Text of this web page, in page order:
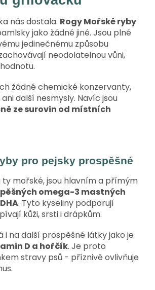
nás dostala. Rogy Mořské ryby
jako žádné jiné. Jsou plné
jedinečnému způsobu
neodolatelnou vůni,
žádné chemické konzervanty,
další nesmysly. Navíc jsou
ze surovin od místních
pro pejsky prospěšné
ty mořské, jsou hlavním a přímým
omega-3 mastných
. Tyto kyseliny podporují
kůži, srsti i drápkům.
i na další prospěšné látky jako je
D a hořčík. Je proto
stravy psů - příznivě ovlivňuje